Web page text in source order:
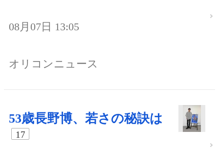
08月07日 13:05
オリコンニュース
53歳長野博、若さの秘訣は
17